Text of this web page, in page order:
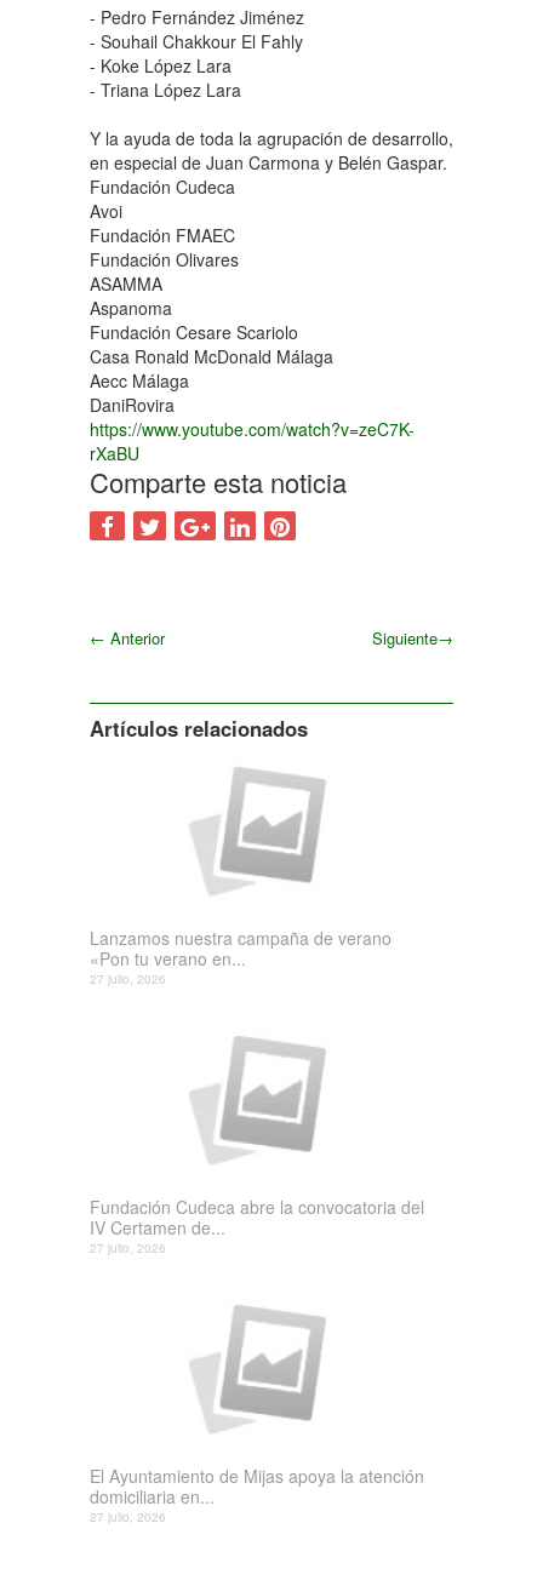
- Pedro Fernández Jiménez
- Souhail Chakkour El Fahly
- Koke López Lara
- Triana López Lara
Y la ayuda de toda la agrupación de desarrollo,
en especial de Juan Carmona y Belén Gaspar.
Fundación Cudeca
Avoi
Fundación FMAEC
Fundación Olivares
ASAMMA
Aspanoma
Fundación Cesare Scariolo
Casa Ronald McDonald Málaga
Aecc Málaga
DaniRovira
https://www.youtube.com/watch?v=zeC7K-
rXaBU
Comparte esta noticia
← Anterior Siguiente→
Artículos relacionados
Lanzamos nuestra campaña de verano
«Pon tu verano en...
27 julio, 2026
Fundación Cudeca abre la convocatoria del
IV Certamen de...
27 julio, 2026
El Ayuntamiento de Mijas apoya la atención
domiciliaria en...
27 julio, 2026